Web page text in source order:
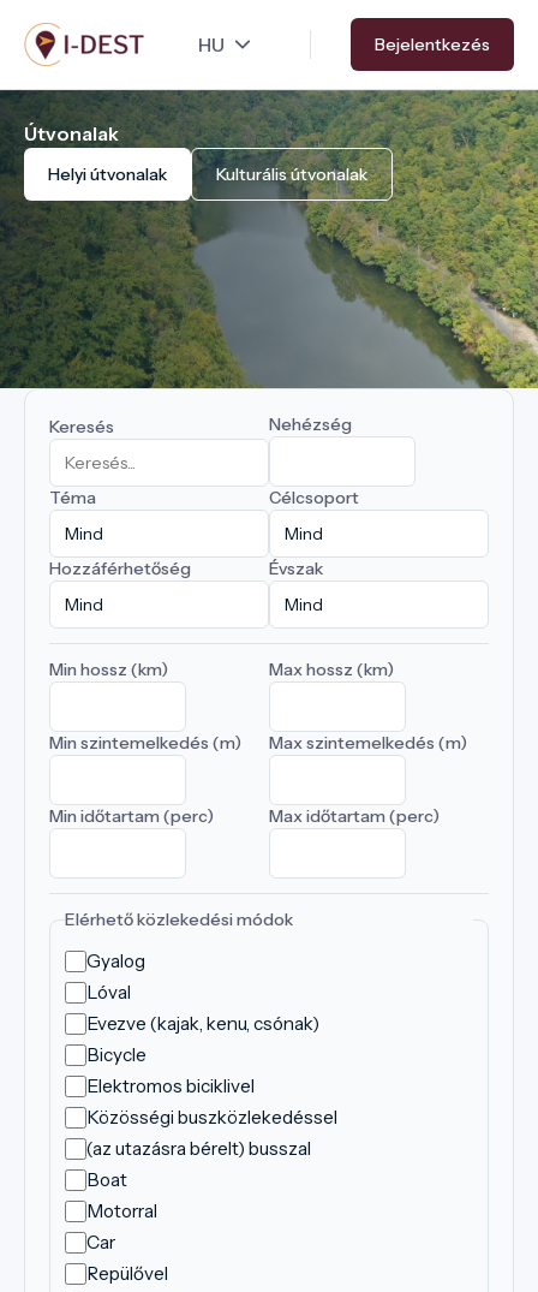
Ugrás
a
tartalomra
Bejelentkezés
Útvonalak
Helyi útvonalak Kulturális útvonalak
Keresés Nehézség
Téma Célcsoport
Hozzáférhetőség Évszak
Min hossz (km) Max hossz (km)
Min szintemelkedés (m) Max szintemelkedés (m)
Min időtartam (perc) Max időtartam (perc)
Elérhető közlekedési módok
Gyalog
Lóval
Evezve (kajak, kenu, csónak)
Bicycle
Elektromos biciklivel
Közösségi buszközlekedéssel
(az utazásra bérelt) busszal
Boat
Motorral
Car
Repülővel